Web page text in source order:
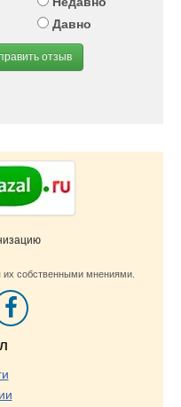
Давно
отзыв
их собственными мнениями.